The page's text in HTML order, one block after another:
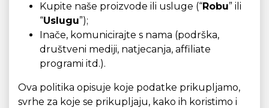
Kupite naše proizvode ili usluge (“Robu” ili
“Uslugu”);
Inače, komunicirajte s nama (podrška,
društveni mediji, natjecanja, affiliate
programi itd.).
Ova politika opisuje koje podatke prikupljamo,
svrhe za koje se prikupljaju, kako ih koristimo i